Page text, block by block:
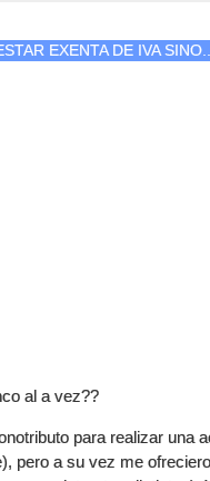
EXENTA DE IVA
al a vez??
para realizar una
pero a su vez me